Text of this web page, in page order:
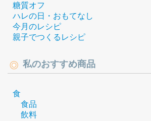
糖質オフ
ハレの日・おもてなし
今月のレシピ
親子でつくるレシピ
私のおすすめ商品
食
食品
飲料